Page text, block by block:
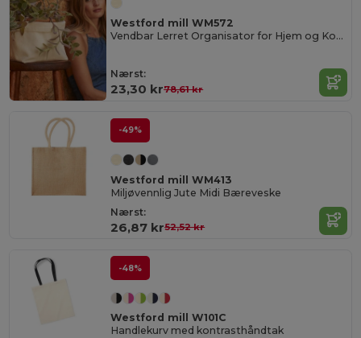
Westford mill WM572
Vendbar Lerret Organisator for Hjem og Kontor
Nærst:
23,30 kr78,61 kr
-49%
Westford mill WM413
Miljøvennlig Jute Midi Bæreveske
Nærst:
26,87 kr52,52 kr
-48%
Westford mill W101C
Handlekurv med kontrasthåndtak